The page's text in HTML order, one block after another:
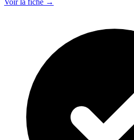
Voir la fiche →